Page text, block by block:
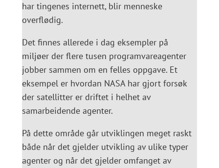
har tingenes internett, blir menneske
overflødig.
Det finnes allerede i dag eksempler på
miljøer der flere tusen programvareagenter
jobber sammen om en felles oppgave. Et
eksempel er hvordan NASA har gjort forsøk
der satellitter er driftet i helhet av
samarbeidende agenter.
På dette område går utviklingen meget raskt
både når det gjelder utvikling av ulike typer
agenter og når det gjelder omfanget av